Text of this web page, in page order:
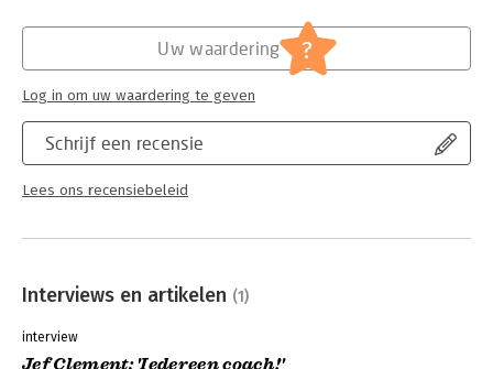
Algemeen management
Schrijf een recensie
Lees ons recensiebeleid
Uw waardering ?
Log in om uw waardering te geven
Interviews en artikelen (1)
interview
Jef Clement: 'Iedereen coach!'